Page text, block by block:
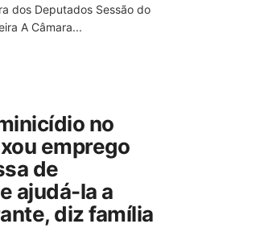
dos Deputados Sessão do
A Câmara...
no
emprego
de
ajudá-la a
diz família